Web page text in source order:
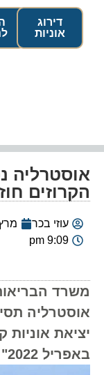
דירוג
אוניות
אוסטרליה
הקרוזים
עוזי בכר
מרץ 16, 2022
9:09 pm
משרד
אוסטרליה
באפריל 2022"